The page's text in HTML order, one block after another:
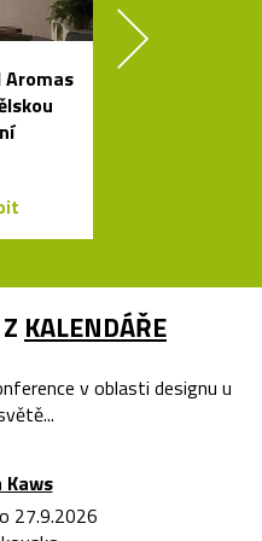
KALENDÁŘE
v oblasti designu u
27.9.2026